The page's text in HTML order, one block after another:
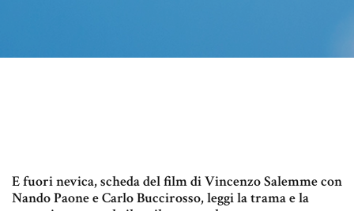
E fuori nevica, scheda del film di Vincenzo Salemme con
Nando Paone e Carlo Buccirosso, leggi la trama e la